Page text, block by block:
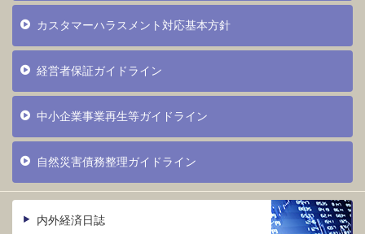
カスタマーハラスメント対応基本方針
経営者保証ガイドライン
中小企業事業再生等ガイドライン
自然災害債務整理ガイドライン
内外経済日誌